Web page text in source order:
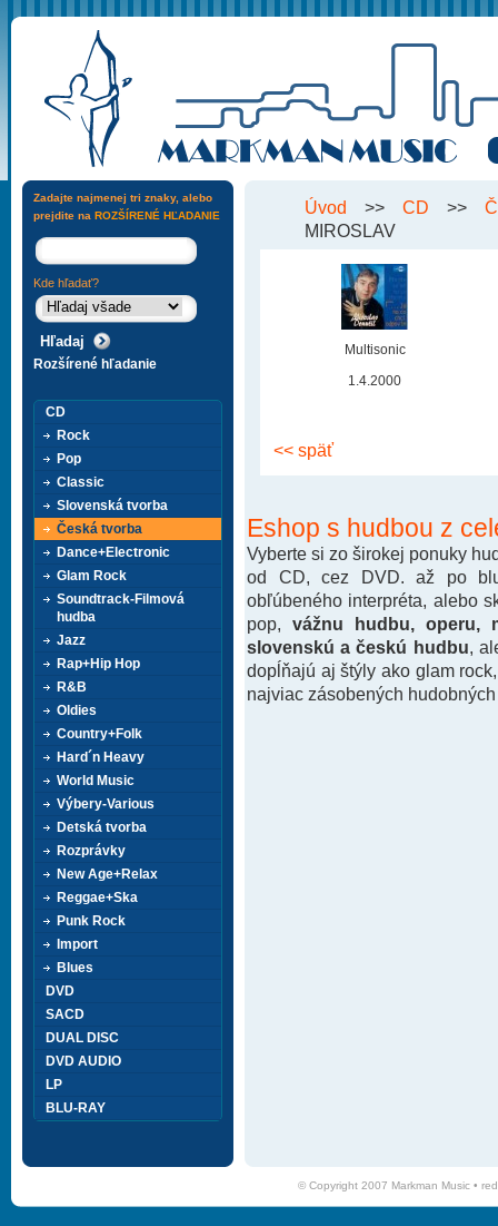
Úvod >> CD >>
MIROSLAV
Multisonic
1.4.2000
<< späť
Eshop s hudbou z
Vyberte si zo širokej ponuky
od CD, cez DVD. až po
obľúbeného interpréta, alebo
pop, vážnu hudbu, operu,
slovenskú a českú hudbu ,
dopĺňajú aj štýly ako glam
najviac zásobených
Zadajte najmenej tri znaky, alebo
prejdite na ROZŠÍRENÉ HĽADANIE
Kde hľadať?
Rozšírené hľadanie
CD
Rock
Pop
Classic
Slovenská tvorba
Česká tvorba
Dance+Electronic
Glam Rock
Soundtrack-Filmová
hudba
Jazz
Rap+Hip Hop
R&B
Oldies
Country+Folk
Hard´n Heavy
World Music
Výbery-Various
Detská tvorba
Rozprávky
New Age+Relax
Reggae+Ska
Punk Rock
Import
Blues
DVD
SACD
DUAL DISC
DVD AUDIO
LP
BLU-RAY
© Copyright 2007 Markman Music •